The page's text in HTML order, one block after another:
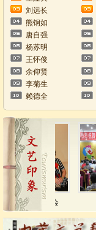
刘远长
熊钢如
唐自强
杨苏明
王怀俊
余仰贤
李菊生
赖德全
传统文化促进会